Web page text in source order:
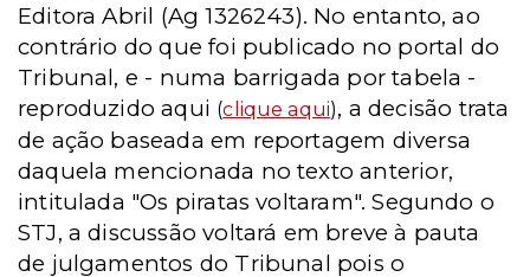
Editora Abril (Ag 1326243). No entanto, ao
contrário do que foi publicado no portal do
Tribunal, e - numa barrigada por tabela -
reproduzido aqui (clique aqui), a decisão trata
de ação baseada em reportagem diversa
daquela mencionada no texto anterior,
intitulada "Os piratas voltaram". Segundo o
STJ, a discussão voltará em breve à pauta
de julgamentos do Tribunal pois o